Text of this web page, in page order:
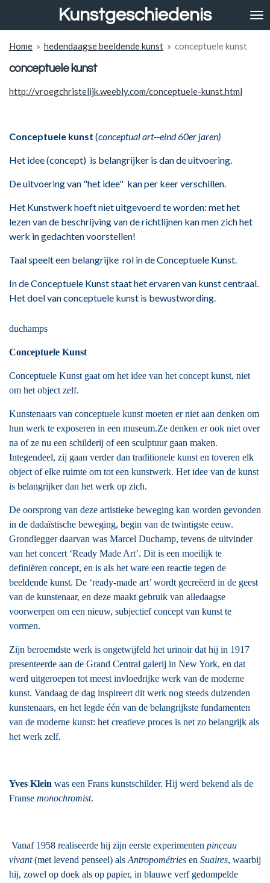
de
hoofdinhoud
Kunstgeschiedenis
Home » hedendaagse beeldende kunst » conceptuele kunst
conceptuele kunst
http://vroegchristelijk.weebly.com/conceptuele-kunst.html
Conceptuele kunst (conceptual art--eind 60er jaren)
Het idee (concept) is belangrijker is dan de uitvoering.
De uitvoering van "het idee" kan per keer verschillen.
Het Kunstwerk hoeft niet uitgevoerd te worden: met het
lezen van de beschrijving van de richtlijnen kan men zich het
werk in gedachten voorstellen!
Taal speelt een belangrijke rol in de Conceptuele Kunst.
In de Conceptuele Kunst staat het ervaren van kunst centraal.
Het doel van conceptuele kunst is bewustwording.
duchamps
Conceptuele Kunst
Conceptuele Kunst gaat om het idee van het concept kunst, niet
om het object zelf.
Kunstenaars van conceptuele kunst moeten er niet aan denken om
hun werk te exposeren in een museum.Ze denken er ook niet over
na of ze nu een schilderij of een sculptuur gaan maken.
Integendeel, zij gaan verder dan traditionele kunst en toveren elk
object of elke ruimte om tot een kunstwerk. Het idee van de kunst
is belangrijker dan het werk op zich.
De oorsprong van deze artistieke beweging kan worden gevonden
in de dadaïstische beweging, begin van de twintigste eeuw.
Grondlegger daarvan was Marcel Duchamp, tevens de uitvinder
van het concert ‘Ready Made Art’. Dit is een moeilijk te
definiëren concept, en is als het ware een reactie tegen de
beeldende kunst. De ‘ready-made art’ wordt gecreëerd in de geest
van de kunstenaar, en deze maakt gebruik van alledaagse
voorwerpen om een nieuw, subjectief concept van kunst te
vormen.
Zijn beroemdste werk is ongetwijfeld het urinoir dat hij in 1917
presenteerde aan de Grand Central galerij in New York, en dat
werd uitgeroepen tot meest invloedrijke werk van de moderne
kunst. Vandaag de dag inspireert dit werk nog steeds duizenden
kunstenaars, en het legde één van de belangrijkste fundamenten
van de moderne kunst: het creatieve proces is net zo belangrijk als
het werk zelf.
Yves Klein was een Frans kunstschilder. Hij werd bekend als de
Franse monochromist.
Vanaf 1958 realiseerde hij zijn eerste experimenten pinceau
vivant(met levend penseel) als Antropométries en Suaires, waarbij
hij, zowel op doek als op papier, in blauwe verf gedompelde